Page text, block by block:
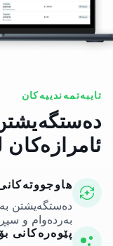
تایبەتمەندییەکان
ئامرازەکان
بەردەوام و
پێوەرەکانی